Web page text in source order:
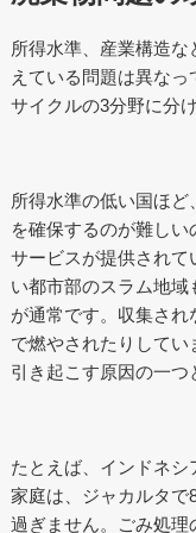
所得水準、産業構造
えている問題は異なっ
サイクルの3分野に分
所得水準の低い国ほ
を確保するのが難し
サービスが提供され
い都市部のスラム地
が通常です。収集さ
で燃やされたりして
引き起こす原因の一つ
たとえば、インドネ
家庭は、ジャカルタで
過ぎません。ごみ処理